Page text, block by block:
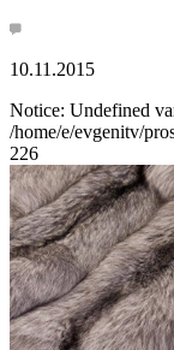
10.11.2015
Notice: Undefined
/home/e/evgenitv/
226